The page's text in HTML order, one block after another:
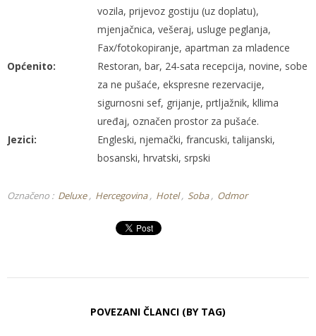
vozila, prijevoz gostiju (uz doplatu),
mjenjačnica, vešeraj, usluge peglanja,
Fax/fotokopiranje, apartman za mladence
Općenito:
Restoran, bar, 24-sata recepcija, novine, sobe
za ne pušaće, ekspresne rezervacije,
sigurnosni sef, grijanje, prtljažnik, kllima
uređaj, označen prostor za pušaće.
Jezici:
Engleski, njemački, francuski, talijanski,
bosanski, hrvatski, srpski
Označeno : Deluxe Hercegovina Hotel Soba Odmor
POVEZANI ČLANCI (BY TAG)